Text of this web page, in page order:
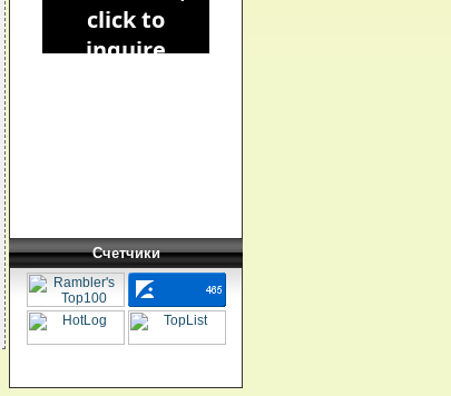
Счетчики